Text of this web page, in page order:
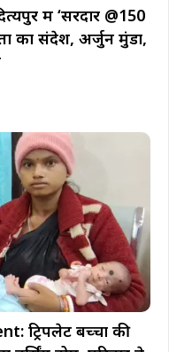
में ‘सरदार @150
का संदेश, अर्जुन मुंडा,
ट्रिपलेट बच्चों की